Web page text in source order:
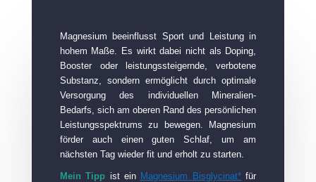
Magnesium beeinflusst Sport und Leistung in
hohem Maße. Es wirkt dabei nicht als Doping,
Booster oder leistungssteigernde, verbotene
Substanz, sondern ermöglicht durch optimale
Versorgung des individuellen Mineralien-
Bedarfs, sich am oberen Rand des persönlichen
Leistungsspektrums zu bewegen. Magnesium
förder auch einen guten Schlaf, um am
nächsten Tag wieder fit und erholt zu starten.
Mein Tipp ist ein Magnesium Bisglycinat*für